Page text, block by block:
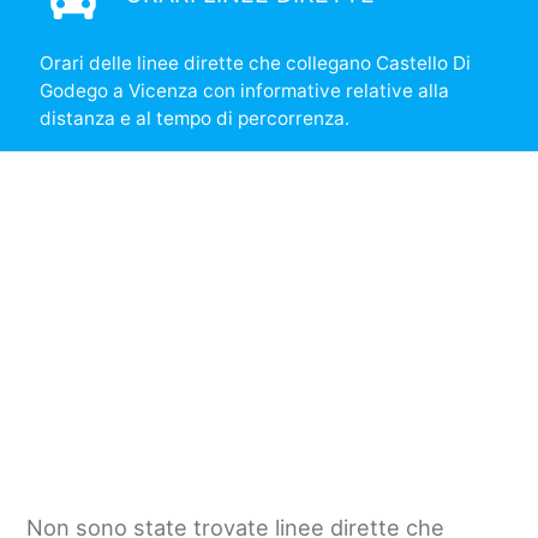
Orari delle linee dirette che collegano Castello Di
Godego a Vicenza con informative relative alla
distanza e al tempo di percorrenza.
Non sono state trovate linee dirette che